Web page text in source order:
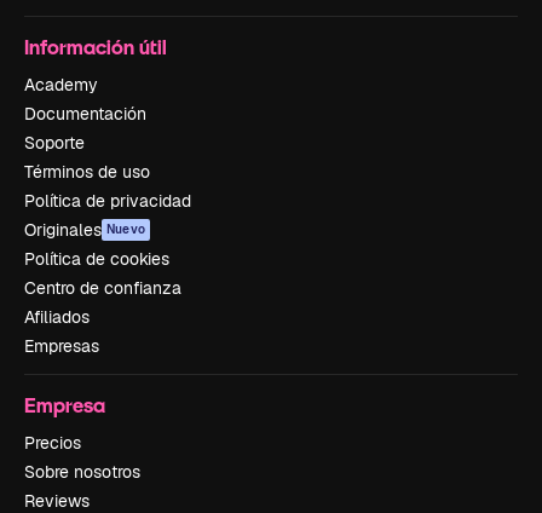
Información útil
Academy
Documentación
Soporte
Términos de uso
Política de privacidad
Originales Nuevo
Política de cookies
Centro de confianza
Afiliados
Empresas
Empresa
Precios
Sobre nosotros
Reviews